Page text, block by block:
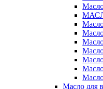
Масло для